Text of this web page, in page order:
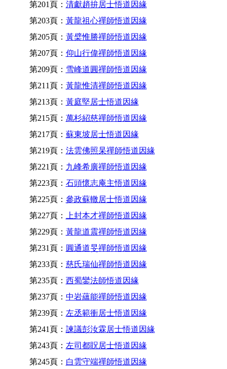
第201頁： 清獻趙拚居士悟道因緣
第203頁： 黃龍祖心禪師悟道因緣
第205頁： 黃檗惟勝禪師悟道因緣
第207頁： 仰山行偉禪師悟道因緣
第209頁： 雪峰道圓禪師悟道因緣
第211頁： 黃龍惟清禪師悟道因緣
第213頁： 黃庭堅居士悟道因緣
第215頁： 萬杉紹慈禪師悟道因緣
第217頁： 蘇東坡居士悟道因緣
第219頁： 法雲佛照杲禪師悟道因緣
第221頁： 九峰希廣禪師悟道因緣
第223頁： 石頭懷志庵主悟道因緣
第225頁： 參政蘇轍居士悟道因緣
第227頁：
上封本才禪師悟道因緣
第229頁： 黃龍道震禪師悟道因緣
第231頁： 圓通道旻禪師悟道因緣
第233頁： 慈氏瑞仙禪師悟道因緣
第235頁： 西蜀鑾法師悟道因緣
第237頁： 中岩蘊能禪師悟道因緣
第239頁： 左丞範衝居士悟道因緣
第241頁： 諫議彭汝霖居士悟道因緣
第243頁： 左司都貺居士悟道因緣
第245頁： 白雲守端禪師悟道因緣